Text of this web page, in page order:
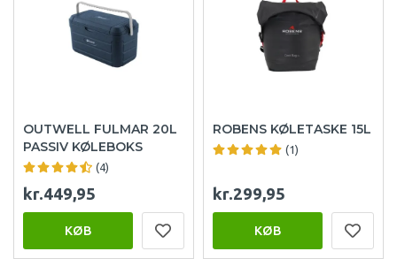
OUTWELL FULMAR 20L
PASSIV KØLEBOKS
(4)
kr.449,95
KØB
ROBENS KØLETASKE 15L
(1)
kr.299,95
KØB